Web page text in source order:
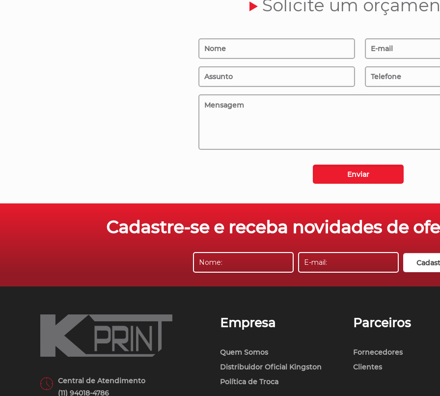
Solicite um
Cadastre-se e receba novidades de
Central de Atendimento
(11) 94018-4786
Empresa
Quem Somos
Distribuidor Oficial Kingston
Política de Troca
Parceiros
Fornecedores
Clientes